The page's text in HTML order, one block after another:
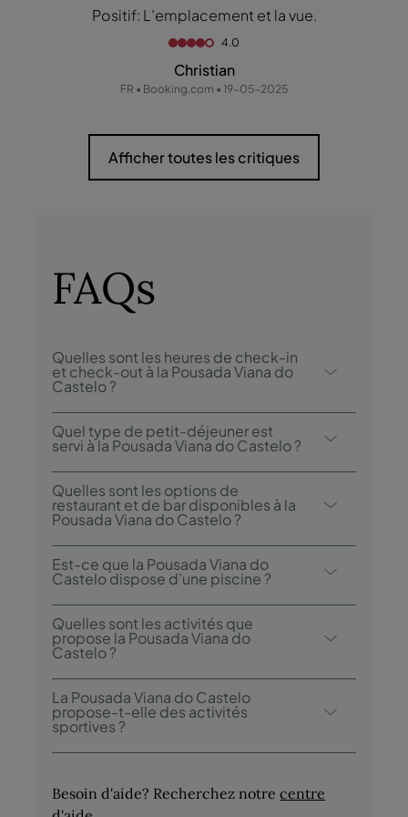
Positif: L’emplacement et la vue.
4.0
Christian
FR • Booking.com • 19-05-2025
Afficher toutes les critiques
FAQs
Quelles sont les heures de check-in
et check-out à la Pousada Viana do
Castelo ?
Le check-in à la Pousada Viana do Castelo
est possible à partir de 15h00, et le check-
out jusqu’à 12h00.
Quel type de petit-déjeuner est
servi à la Pousada Viana do Castelo ?
Les options de petit-déjeuner incluent un
buffet.
Quelles sont les options de
restaurant et de bar disponibles à la
Pousada Viana do Castelo ?
La Pousada Viana do Castelo dispose d’un
restaurant: Pousada Viana do Castelo.
Est-ce que la Pousada Viana do
Castelo dispose d’une piscine ?
Oui, l’hôtel dispose d’une piscine
extérieure.
Quelles sont les activités que
propose la Pousada Viana do
Castelo ?
La Pousada Viana do Castelo propose les
activités/services suivants (des frais
peuvent s’appliquer):
- Piscine extérieure
- Visites guidées culturelles
La Pousada Viana do Castelo
propose-t-elle des activités
sportives ?
piscine, dans les jardins et à la montagne.
Besoin d'aide? Recherchez notrecentre